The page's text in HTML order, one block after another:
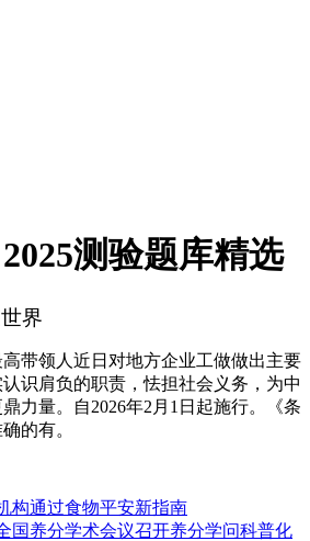
测验题库精选
界
领人近日对地方企业工做做出主要
识肩负的职责，怯担社会义务，为中
力量。自2026年2月1日起施行。《条
的有。
构通过食物平安新指南
国养分学术会议召开养分学问科普化